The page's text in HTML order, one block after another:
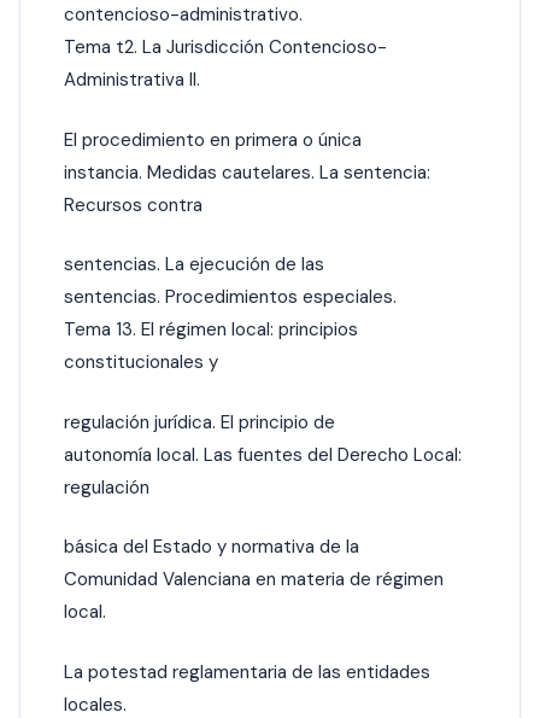
contencioso-administrativo.
Tema t2. La Jurisdicción Contencioso-
Administrativa ll.
El procedimiento en primera o única
instancia. Medidas cautelares. La sentencia:
Recursos contra
sentencias. La ejecución de las
sentencias. Procedimientos especiales.
Tema 13. El régimen local: principios
constitucionales y
regulación jurídica. El principio de
autonomía local. Las fuentes del Derecho Local:
regulación
básica del Estado y normativa de la
Comunidad Valenciana en materia de régimen
local.
La potestad reglamentaria de las entidades
locales.